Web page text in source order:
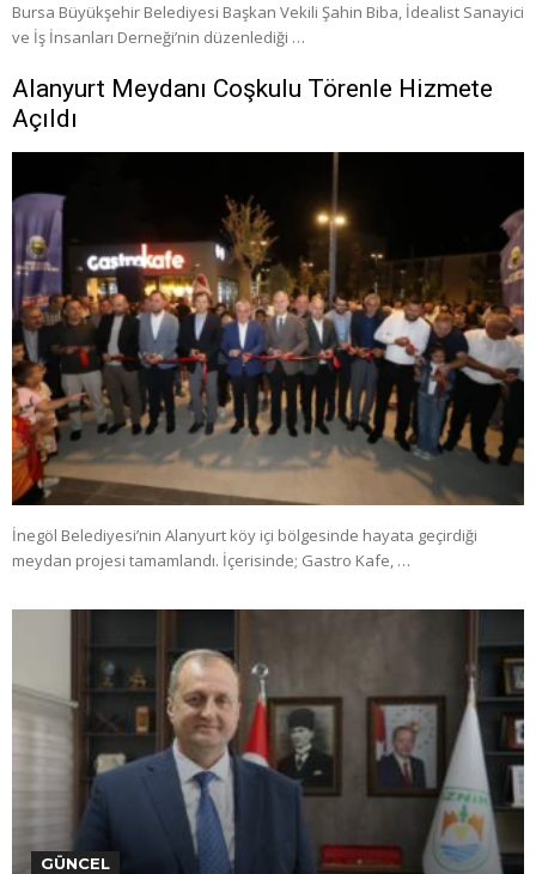
Bursa Büyükşehir Belediyesi Başkan Vekili Şahin Biba, İdealist Sanayici
ve İş İnsanları Derneği’nin düzenlediği …
Alanyurt Meydanı Coşkulu Törenle Hizmete
Açıldı
İnegöl Belediyesi’nin Alanyurt köy içi bölgesinde hayata geçirdiği
meydan projesi tamamlandı. İçerisinde; Gastro Kafe, …
GÜNCEL